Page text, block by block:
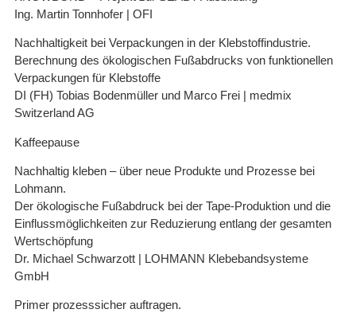
Ing. Martin Tonnhofer | OFI
Nachhaltigkeit bei Verpackungen in der Klebstoffindustrie.
Berechnung des ökologischen Fußabdrucks von funktionellen
Verpackungen für Klebstoffe
DI (FH) Tobias Bodenmüller und Marco Frei | medmix
Switzerland AG
Kaffeepause
Nachhaltig kleben – über neue Produkte und Prozesse bei
Lohmann.
Der ökologische Fußabdruck bei der Tape-Produktion und die
Einflussmöglichkeiten zur Reduzierung entlang der gesamten
Wertschöpfung
Dr. Michael Schwarzott | LOHMANN Klebebandsysteme
GmbH
Primer prozesssicher auftragen.